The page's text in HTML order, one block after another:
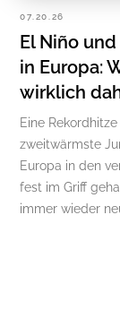
07.20.26
El Niño
in Europa:
wirklich
Eine
zweitwärmste
Europa in den
fest im Griff
immer wieder